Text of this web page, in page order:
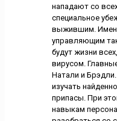
нападают со
специальное
выжившим.
управляющим
будут жизни
вирусом.
Натали и
изучать
припасы. При
навыкам